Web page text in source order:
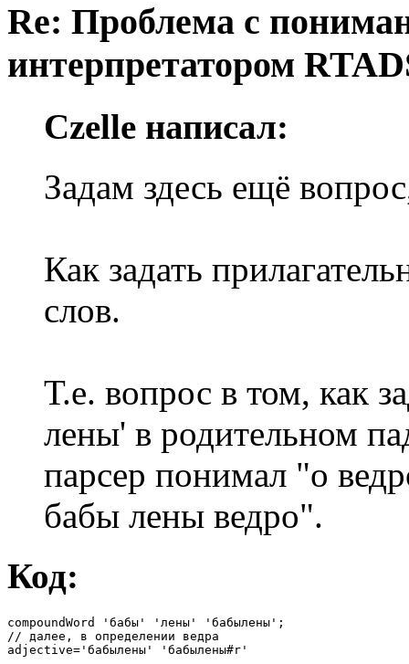
Re: Проблема с
интерпретатором
Czelle написал:
Задам здесь ещё
Как задать
слов.
Т.е. вопрос в том, как
лены' в родительном
парсер понимал "о
бабы лены ведро".
Код:
compoundWord 'бабы' 'лены' 'бабылены';
// далее, в определении ведра
adjective='бабылены' 'бабылены#r'